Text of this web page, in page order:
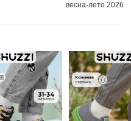
весна-лето 2026